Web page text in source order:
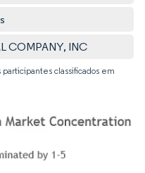
COMPANY, INC
classificados em